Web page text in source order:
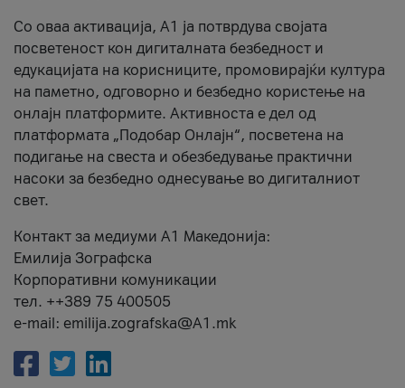
Со оваа активација, А1 ја потврдува својата
посветеност кон дигиталната безбедност и
едукацијата на корисниците, промовирајќи култура
на паметно, одговорно и безбедно користење на
онлајн платформите. Активноста е дел од
платформата „Подобар Онлајн“, посветена на
подигање на свеста и обезбедување практични
насоки за безбедно однесување во дигиталниот
свет.
Контакт за медиуми А1 Македонија:
Емилија Зографска
Корпоративни комуникации
тел. ++389 75 400505
e-mail: emilija.zografska@A1.mk